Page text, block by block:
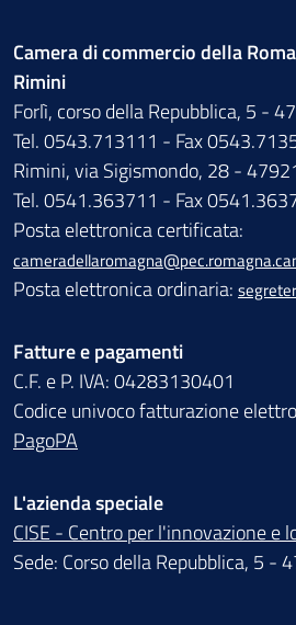
Camera di commercio della
Rimini
Forlì, corso della Repubblica, 5 -
Tel. 0543.713111 - Fax
Rimini, via Sigismondo, 28 -
Tel. 0541.363711 - Fax
Posta elettronica certificata:
Posta elettronica ordinaria:
Fatture e pagamenti
C.F. e P. IVA: 04283130401
Codice univoco fatturazione
PagoPA
L'azienda speciale
CISE - Centro per l'innovazione e
Sede: Corso della Repubblica, 5 -